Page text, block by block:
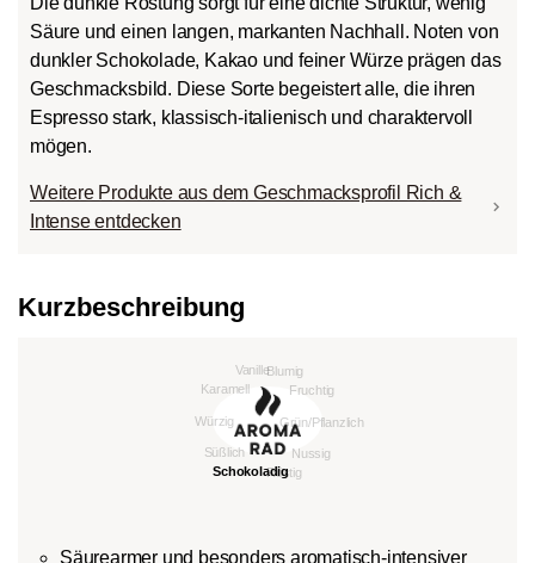
Säure und einen langen, markanten Nachhall. Noten von
dunkler Schokolade, Kakao und feiner Würze prägen das
Geschmacksbild. Diese Sorte begeistert alle, die ihren
Espresso stark, klassisch-italienisch und charaktervoll
mögen.
Weitere Produkte aus dem Geschmacksprofil Rich &
Intense entdecken
Kurzbeschreibung
Säurearmer und besonders aromatisch-intensiver